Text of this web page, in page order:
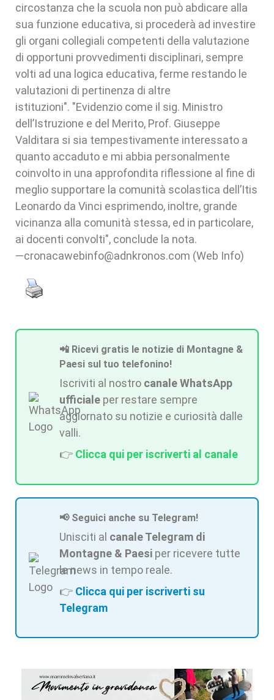
circostanza che la scuola non può abdicare alla
sua funzione educativa, si procederà ad investire
gli organi collegiali competenti della valutazione
di opportuni provvedimenti disciplinari, sempre
volti ad una logica educativa, ferme restando le
valutazioni di pertinenza di altre
istituzioni". "Evidenzio come il sig. Ministro
dell’Istruzione e del Merito, Prof. Giuseppe
Valditara si sia tempestivamente interessato a
quanto accaduto e mi abbia personalmente
coinvolto in una approfondita riflessione al fine di
meglio supportare la comunità scolastica dell’Itis
Leonardo da Vinci esprimendo, inoltre, grande
vicinanza alla comunità stessa, ed in particolare,
ai docenti convolti", conclude la nota.
—cronacawebinfo@adnkronos.com (Web Info)
📲 Ricevi gratis le notizie di Montagne &
Paesi sul tuo telefonino!
Iscriviti al nostro canale WhatsApp
ufficiale per restare sempre
aggiornato su notizie e curiosità dalle
valli.
👉 Clicca qui per iscriverti al canale
📢 Seguici anche su Telegram!
Unisciti al canale Telegram di
Montagne & Paesi per ricevere tutte
le news in tempo reale.
👉 Clicca qui per iscriverti su
Telegram